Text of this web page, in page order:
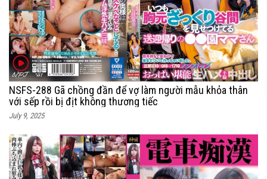
NSFS-288 Gã chồng đần để vợ làm người mẫu khỏa thân
với sếp rồi bị địt không thương tiếc
July 9, 2025